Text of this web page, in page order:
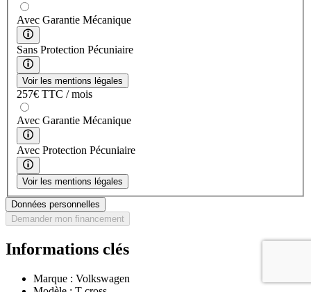
Avec Garantie Mécanique
Sans Protection Pécuniaire
Voir les mentions légales
257€ TTC / mois
Avec Garantie Mécanique
Avec Protection Pécuniaire
Voir les mentions légales
Données personnelles
Demander mon financement
Informations clés
Marque : Volkswagen